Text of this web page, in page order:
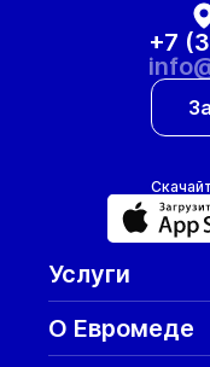
+7
Услуги
О Евромеде